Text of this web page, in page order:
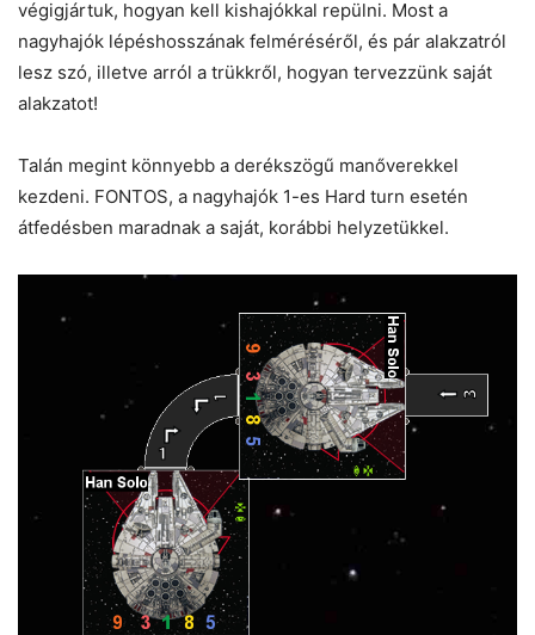
végigjártuk, hogyan kell kishajókkal repülni. Most a
nagyhajók lépéshosszának felméréséről, és pár alakzatról
lesz szó, illetve arról a trükkről, hogyan tervezzünk saját
alakzatot!
Talán megint könnyebb a derékszögű manőverekkel
kezdeni. FONTOS, a nagyhajók 1-es Hard turn esetén
átfedésben maradnak a saját, korábbi helyzetükkel.